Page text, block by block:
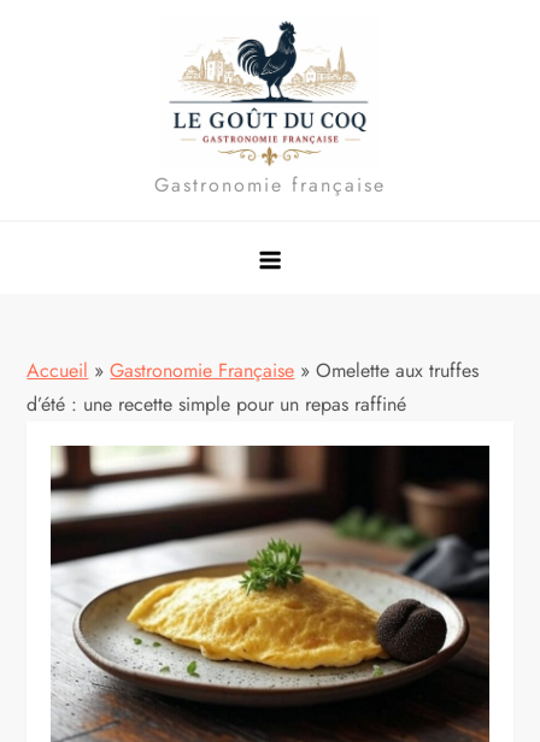
Gastronomie française
Accueil » Gastronomie Française » Omelette aux truffes
d’été : une recette simple pour un repas raffiné